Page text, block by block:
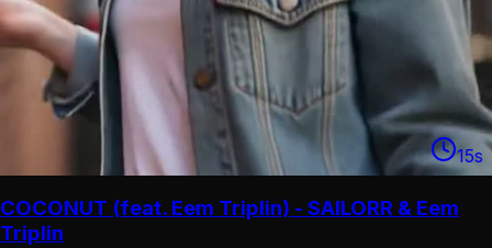
15s
COCONUT (feat. Eem Triplin) - SAILORR & Eem
Triplin